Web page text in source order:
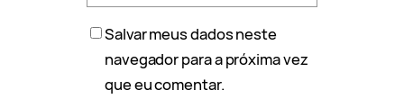
Salvar meus dados neste
navegador para a próxima vez
que eu comentar.